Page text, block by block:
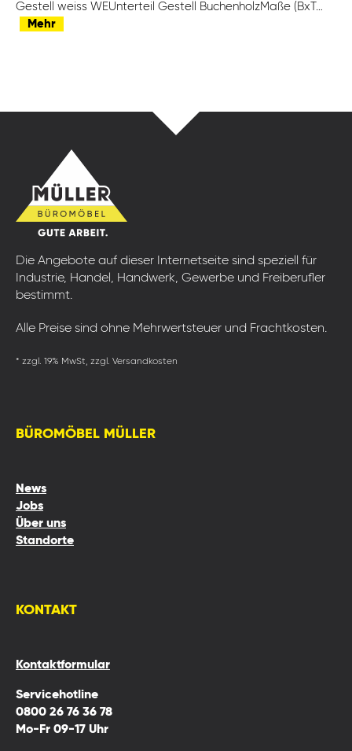
Gestell weiss WEUnterteil Gestell BuchenholzMaße (BxT…
Mehr
Die Angebote auf dieser Internetseite sind speziell für
Industrie, Handel, Handwerk, Gewerbe und Freiberufler
bestimmt.
Alle Preise sind ohne Mehrwertsteuer und Frachtkosten.
* zzgl. 19% MwSt, zzgl. Versandkosten
BÜROMÖBEL MÜLLER
News
Jobs
Über uns
Standorte
KONTAKT
Kontaktformular
Servicehotline
0800 26 76 36 78
Mo-Fr 09-17 Uhr